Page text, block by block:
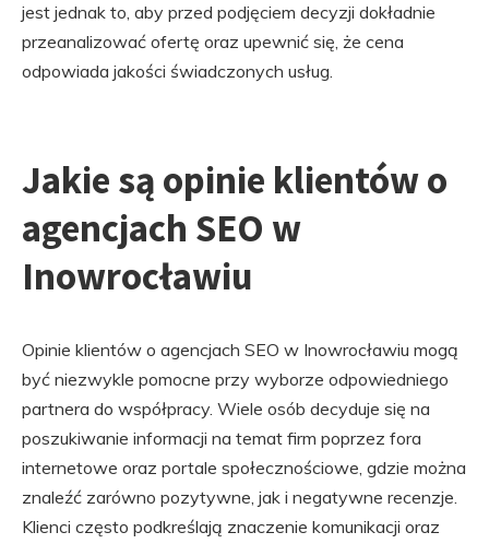
jest jednak to, aby przed podjęciem decyzji dokładnie
przeanalizować ofertę oraz upewnić się, że cena
odpowiada jakości świadczonych usług.
Jakie są opinie klientów o
agencjach SEO w
Inowrocławiu
Opinie klientów o agencjach SEO w Inowrocławiu mogą
być niezwykle pomocne przy wyborze odpowiedniego
partnera do współpracy. Wiele osób decyduje się na
poszukiwanie informacji na temat firm poprzez fora
internetowe oraz portale społecznościowe, gdzie można
znaleźć zarówno pozytywne, jak i negatywne recenzje.
Klienci często podkreślają znaczenie komunikacji oraz